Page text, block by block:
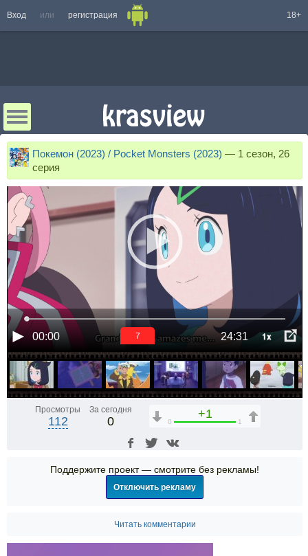
Вход или регистрация 18+
Покемон (2023) / Pocket Monsters (2023) — 1 сезон, 26
серия
00:00 24:31 1x
6
Просмотры
112
За сегодня
0
+1
0 1
Поддержите проект — смотрите без рекламы!
Отключить рекламу
Читать комментарии